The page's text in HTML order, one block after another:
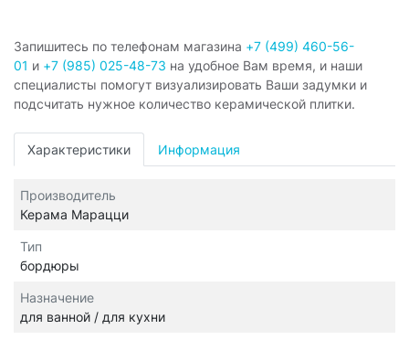
Запишитесь по телефонам магазина +7 (499) 460-56-
01 и +7 (985) 025-48-73 на удобное Вам время, и наши
специалисты помогут визуализировать Ваши задумки и
подсчитать нужное количество керамической плитки.
Характеристики Информация
Производитель
Керама Марацци
Тип
бордюры
Назначение
для ванной / для кухни